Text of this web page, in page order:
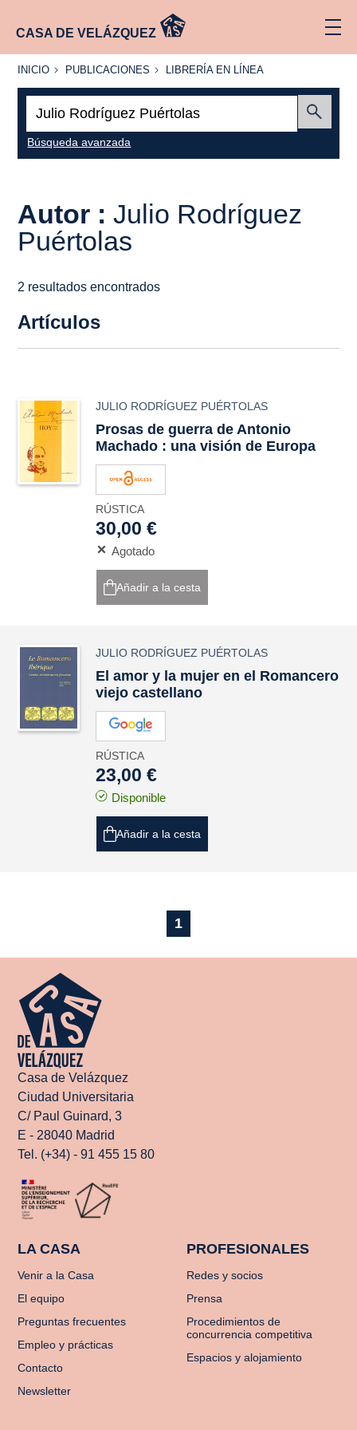
CASA DE VELÁZQUEZ
INICIO
INICIO PUBLICACIONES
PUBLICACIONES
LIBRERÍA
LÍNEA
LIBRERÍA EN LÍNEA
Búsqueda avanzada
Autor :Julio Rodríguez
Puértolas
2 resultados encontrados
Artículos
JULIO RODRÍGUEZ PUÉRTOLAS
Prosas de guerra de Antonio
Machado : una visión de Europa
RÚSTICA
30,00 €
Agotado
Añadir a la cesta
JULIO RODRÍGUEZ PUÉRTOLAS
El amor y la mujer en el Romancero
viejo castellano
RÚSTICA
23,00 €
Disponible
Añadir a la cesta
1
Casa de Velázquez
Ciudad Universitaria
C/ Paul Guinard, 3
E - 28040 Madrid
Tel. (+34) - 91 455 15 80
LA CASA
Venir a la Casa
El equipo
Preguntas frecuentes
Empleo y prácticas
Contacto
Newsletter
PROFESIONALES
Redes y socios
Prensa
Procedimientos de
concurrencia competitiva
Espacios y alojamiento